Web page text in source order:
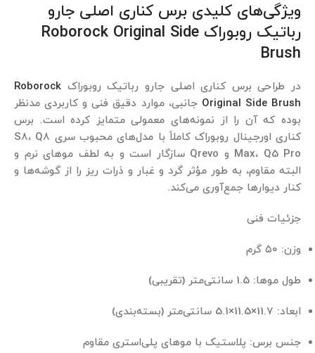
ویژگی‌های کلیدی برس کناری اصلی جارو
رباتیک روبوراک Roborock Original Side
Brush
در طراحی برس کناری اصلی جارو رباتیک روبوراک Roborock
Original Side Brush جانبی، موارد دقیق فنی و کاربردی مدنظر
بوده که آن را از نمونه‌های معمولی متمایز کرده است. برس
کناری اورجینال روبوراک کاملاً با مدل‌های محبوب سری S8، Q8
Max، Q5 Pro و Qrevo سازگار است و به لطف موهای نرم و
البته مقاوم، به طور مؤثر گرد و غبار و ذرات ریز را از گوشه‌ها و
کنار دیوارها جمع‌آوری می‌کند.
جزئیات فنی
وزن: ۵۰ گرم
طول موها: 1.5 سانتی‌متر (تقریبی)
ابعاد: 11.7×11.5×5.1 سانتی‌متر (بسته‌بندی)
جنس برس: پلاستیک با موهای پلی‌استری مقاوم